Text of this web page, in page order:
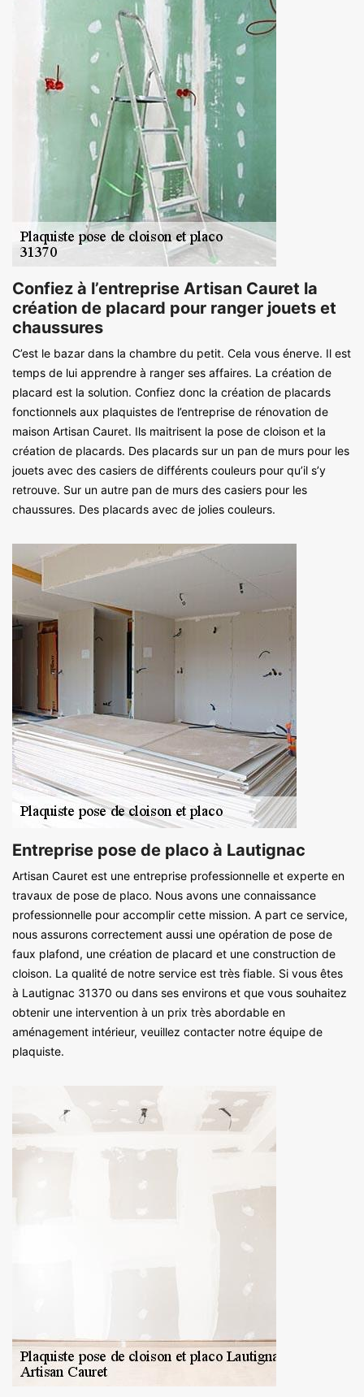
Confiez à l’entreprise Artisan Cauret la
création de placard pour ranger jouets et
chaussures
C’est le bazar dans la chambre du petit. Cela vous énerve. Il est
temps de lui apprendre à ranger ses affaires. La création de
placard est la solution. Confiez donc la création de placards
fonctionnels aux plaquistes de l’entreprise de rénovation de
maison Artisan Cauret. Ils maitrisent la pose de cloison et la
création de placards. Des placards sur un pan de murs pour les
jouets avec des casiers de différents couleurs pour qu’il s’y
retrouve. Sur un autre pan de murs des casiers pour les
chaussures. Des placards avec de jolies couleurs.
Entreprise pose de placo à Lautignac
Artisan Cauret est une entreprise professionnelle et experte en
travaux de pose de placo. Nous avons une connaissance
professionnelle pour accomplir cette mission. A part ce service,
nous assurons correctement aussi une opération de pose de
faux plafond, une création de placard et une construction de
cloison. La qualité de notre service est très fiable. Si vous êtes
à Lautignac 31370 ou dans ses environs et que vous souhaitez
obtenir une intervention à un prix très abordable en
aménagement intérieur, veuillez contacter notre équipe de
plaquiste.